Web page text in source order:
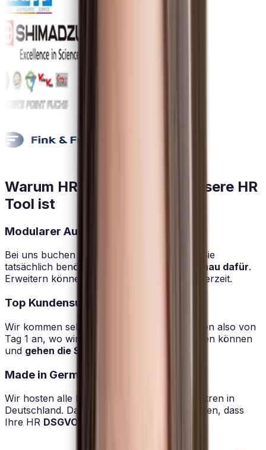
Warum HRlab für Sie das bessere HR
Tool ist
Modularer Aufbau
Bei uns buchen Sie nur die Funktionen, die Sie
tatsächlich benötigen - und
zahlen auch genau dafür.
Erweitern können Sie Ihr Paket natürlich jederzeit.
Top Kundensupport
Wir kommen selbst aus der HR. Wir verstehen also von
Tag 1 an, wo wir mit HRlab bei Ihnen ansetzen können
und gehen die Sache gemeinsam an
Made in Germany
Wir hosten alle Daten in Hochsicherheitszentren in
Deutschland. Damit Sie sich sicher sein können, dass
Ihre HR DSGVO-konform